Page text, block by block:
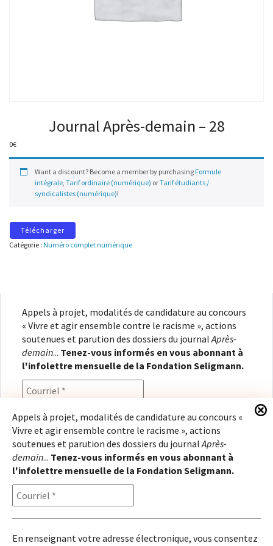
Journal Après-demain – 28
0€
Want a discount? Become a member by purchasing Formule
intégrale, Tarif ordinaire (numérique) orTarif étudiants /
syndicalistes (numérique)!
Télécharger
Catégorie : Numéro complet numérique
Appels à projet, modalités de candidature au concours
« Vivre et agir ensemble contre le racisme », actions
soutenues et parution des dossiers du journal Après-
demain... Tenez-vous informés en vous abonnant à
l'infolettre mensuelle de la Fondation Seligmann.
En renseignant votre adresse électronique, vous
consentez à recevoir l'infolettre de la Fondation
Seligmann, conformément à notrepolitique de
confidentialité. Il vous sera possible de vous
désabonner à tout moment.
Appels à projet, modalités de candidature au concours «
Vivre et agir ensemble contre le racisme », actions
soutenues et parution des dossiers du journalAprès-
demain... Tenez-vous informés en vous abonnant à
l'infolettre mensuelle de la Fondation Seligmann.
En renseignant votre adresse électronique, vous consentez